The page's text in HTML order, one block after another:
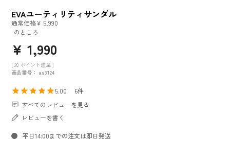
EVAユーティリティサンダル
通常価格¥ 5,990
のところ
¥ 1,990
[ 20 ポイント進呈 ]
商品番号
as3124
5.00
6
すべてのレビューを見る
レビューを書く
平日14:00までの注文は即日発送